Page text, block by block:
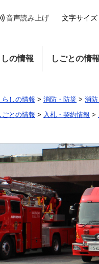
音声読み上げ 文字サイズ
しの情報 しごとの情報
らしの情報 > 消防・防災 > 消
ごとの情報 > 入札・契約情報 >